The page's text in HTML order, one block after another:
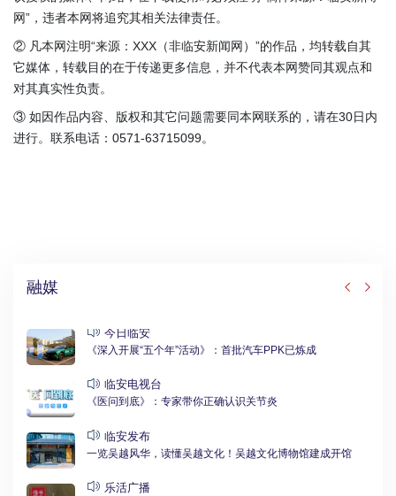
网”，违者本网将追究其相关法律责任。
② 凡本网注明“来源：XXX（非临安新闻网）”的作品，均转载自其
它媒体，转载目的在于传递更多信息，并不代表本网赞同其观点和
对其真实性负责。
③ 如因作品内容、版权和其它问题需要同本网联系的，请在30日内
进行。联系电话：0571-63715099。
融媒
今日临安
《深入开展“五个年”活动》：首批汽车PPK已炼成
临安电视台
《医问到底》：专家带你正确认识关节炎
临安发布
一览吴越风华，读懂吴越文化！吴越文化博物馆建成开馆
乐活广播